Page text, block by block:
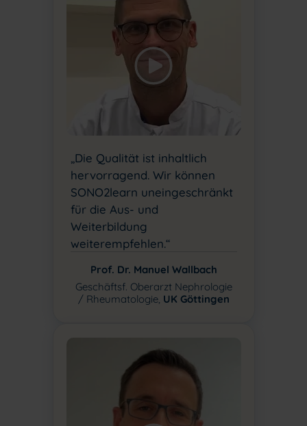
„Die Qualität ist inhaltlich
hervorragend. Wir können
SONO2learn uneingeschränkt
für die Aus- und
Weiterbildung
weiterempfehlen.“
Prof. Dr. Manuel Wallbach
Geschäftsf. Oberarzt Nephrologie
/ Rheumatologie, UK Göttingen